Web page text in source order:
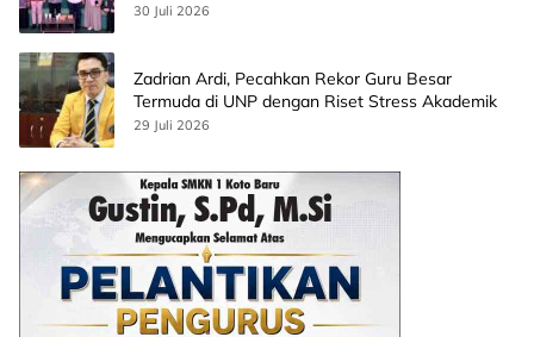
30 Juli 2026
Zadrian Ardi, Pecahkan Rekor Guru Besar
Termuda di UNP dengan Riset Stress Akademik
29 Juli 2026